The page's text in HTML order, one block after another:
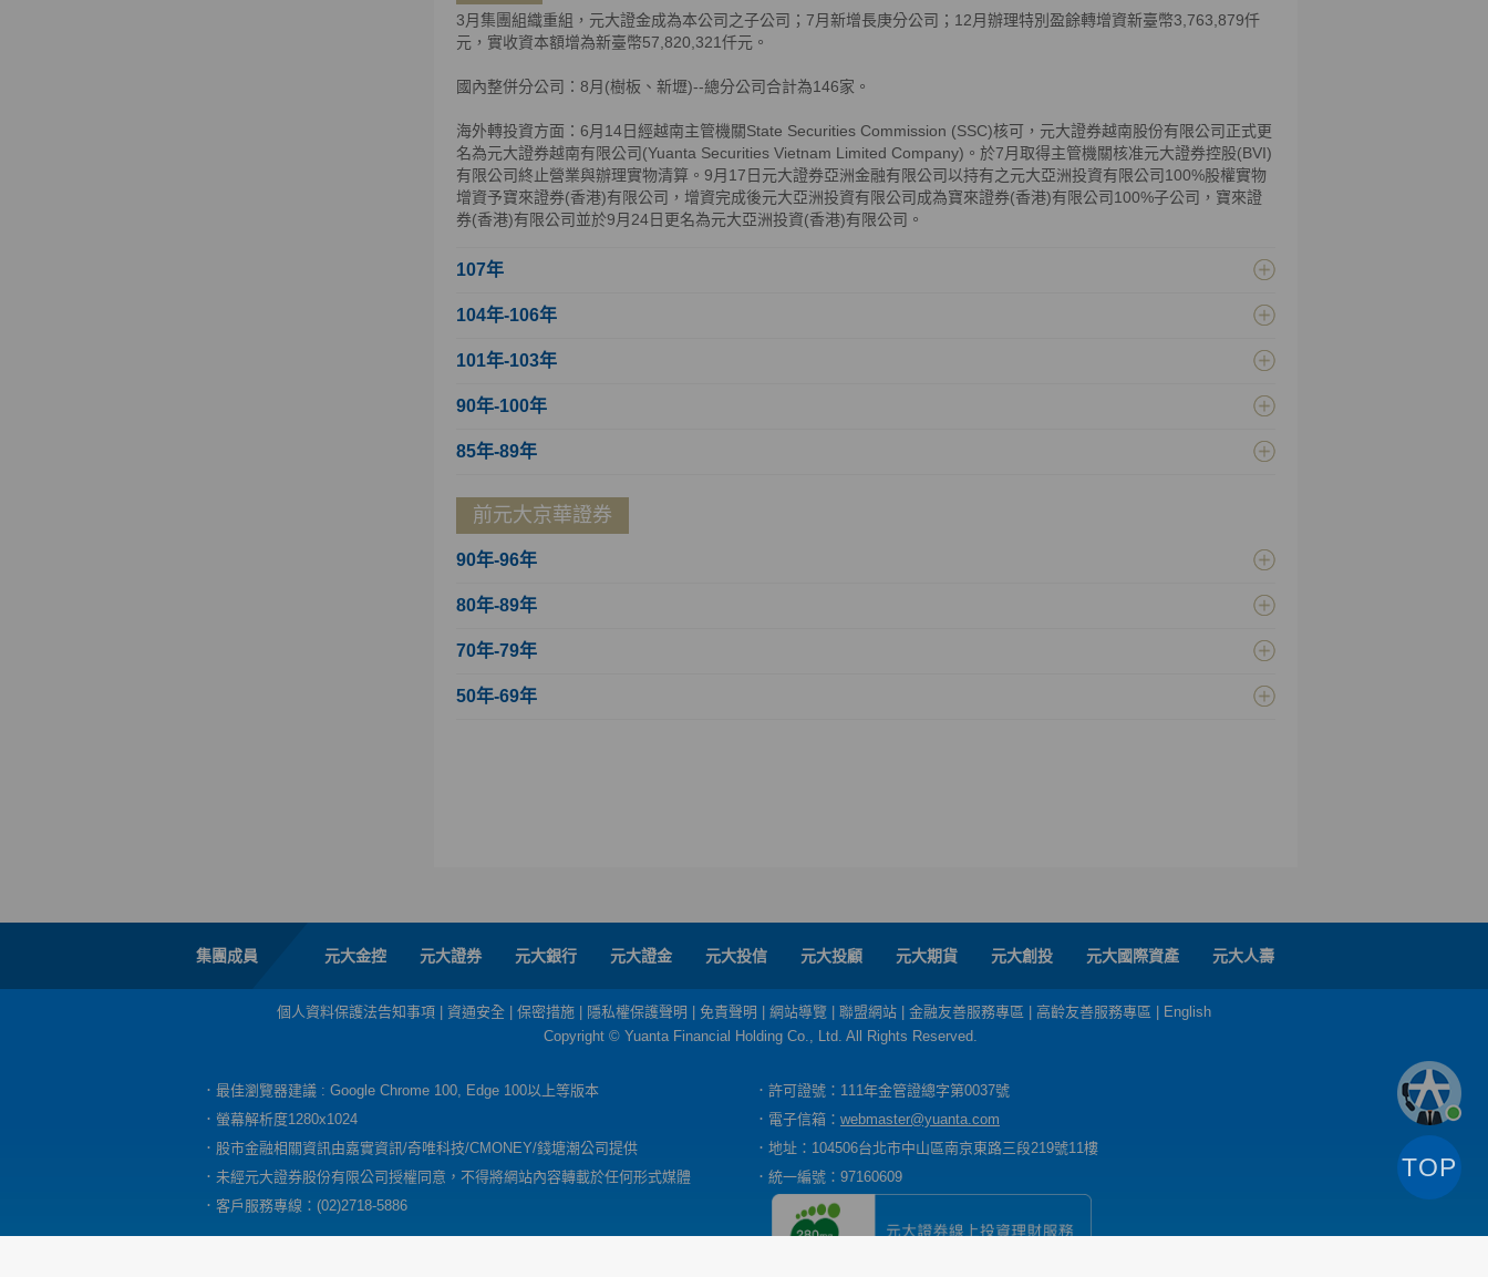
3月集團組織重組，元大證金成為本公司之子公司；7月新增長庚分公司；12月辦理特別盈餘轉增資新臺幣3,763,879仟
元，實收資本額增為新臺幣57,820,321仟元。
國內整併分公司：8月(樹板、新壢)--總分公司合計為146家。
海外轉投資方面：6月14日經越南主管機關State Securities Commission (SSC)核可，元大證券越南股份有限公司正式更
名為元大證券越南有限公司(Yuanta Securities Vietnam Limited Company)。於7月取得主管機關核准元大證券控股(BVI)
有限公司終止營業與辦理實物清算。9月17日元大證券亞洲金融有限公司以持有之元大亞洲投資有限公司100%股權實物
增資予寶來證券(香港)有限公司，增資完成後元大亞洲投資有限公司成為寶來證券(香港)有限公司100%子公司，寶來證
券(香港)有限公司並於9月24日更名為元大亞洲投資(香港)有限公司。
107年
104年-106年
101年-103年
90年-100年
85年-89年
前元大京華證券
90年-96年
80年-89年
70年-79年
50年-69年
集團成員 元大金控 元大證券 元大銀行 元大證金 元大投信 元大投顧 元大期貨 元大創投 元大國際資產 元大人壽
個人資料保護法告知事項 資通安全 保密措施 隱私權保護聲明 免責聲明 網站導覽 聯盟網站 金融友善服務專區 高齡友善服務專區
English
Copyright © Yuanta Financial Holding Co., Ltd. All Rights Reserved.
．最佳瀏覽器建議 : Google Chrome 100, Edge 100以上等版本
．許可證號：111年金管證總字第0037號
．螢幕解析度1280x1024
．電子信箱： webmaster@yuanta.com
．股市金融相關資訊由嘉實資訊/奇唯科技/CMONEY/錢塘潮公司提供
．地址：104506台北市中山區南京東路三段219號11樓
．未經元大證券股份有限公司授權同意，不得將網站內容轉載於任何形式媒體
．統一編號：97160609
．客戶服務專線：(02)2718-5886
TOP